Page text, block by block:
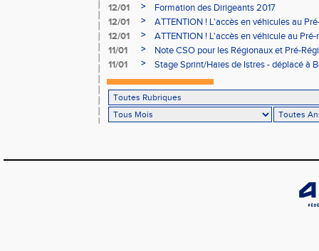
12/01
>
Formation des Dirigeants 2017
12/01
>
ATTENTION ! L'accès en véhicules au
Bains sera réglementé
12/01 >
ATTENTION ! L'accès en véhicule au
Bains sera réglementé
11/01 >
Note CSO pour les Régionaux et Pré-
11/01
> Stage Sprint/Haies de Istres - déplacé à